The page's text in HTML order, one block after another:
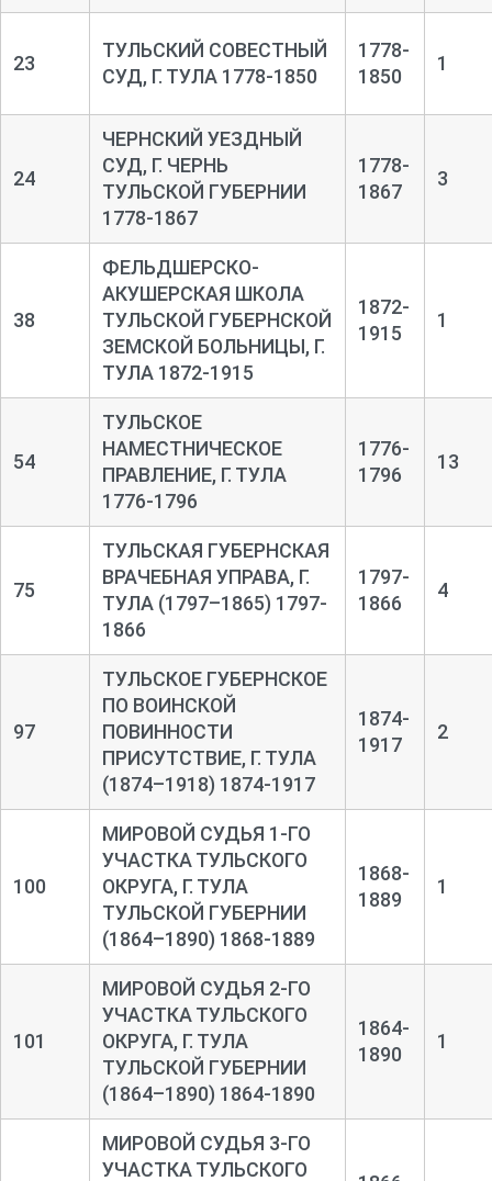
23
ТУЛЬСКИЙ СОВЕСТНЫЙ
СУД, Г. ТУЛА 1778-1850
1778-
1850
1
24
ЧЕРНСКИЙ УЕЗДНЫЙ
СУД, Г. ЧЕРНЬ
ТУЛЬСКОЙ ГУБЕРНИИ
1778-1867
1778-
1867
3
38
ФЕЛЬДШЕРСКО-
АКУШЕРСКАЯ ШКОЛА
ТУЛЬСКОЙ ГУБЕРНСКОЙ
ЗЕМСКОЙ БОЛЬНИЦЫ, Г.
ТУЛА 1872-1915
1872-
1915
1
54
ТУЛЬСКОЕ
НАМЕСТНИЧЕСКОЕ
ПРАВЛЕНИЕ, Г. ТУЛА
1776-1796
1776-
1796
13
75
ТУЛЬСКАЯ ГУБЕРНСКАЯ
ВРАЧЕБНАЯ УПРАВА, Г.
ТУЛА (1797–1865) 1797-
1866
1797-
1866
4
97
ТУЛЬСКОЕ ГУБЕРНСКОЕ
ПО ВОИНСКОЙ
ПОВИННОСТИ
ПРИСУТСТВИЕ, Г. ТУЛА
(1874–1918) 1874-1917
1874-
1917
2
100
МИРОВОЙ СУДЬЯ 1-ГО
УЧАСТКА ТУЛЬСКОГО
ОКРУГА, Г. ТУЛА
ТУЛЬСКОЙ ГУБЕРНИИ
(1864–1890) 1868-1889
1868-
1889
1
101
МИРОВОЙ СУДЬЯ 2-ГО
УЧАСТКА ТУЛЬСКОГО
ОКРУГА, Г. ТУЛА
ТУЛЬСКОЙ ГУБЕРНИИ
(1864–1890) 1864-1890
1864-
1890
1
МИРОВОЙ СУДЬЯ 3-ГО
УЧАСТКА ТУЛЬСКОГО